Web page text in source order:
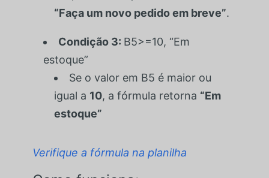
“Faça um novo pedido em breve”.
Condição 3: B5>=10, “Em
estoque”
Se o valor em B5 é maior ou
igual a 10, a fórmula retorna “Em
estoque”
Verifique a fórmula na planilha